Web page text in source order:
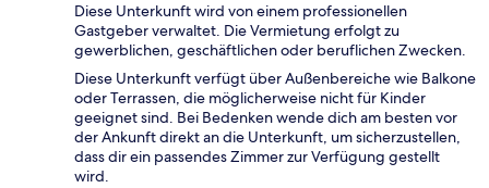
Diese Unterkunft wird von einem professionellen
Gastgeber verwaltet. Die Vermietung erfolgt zu
gewerblichen, geschäftlichen oder beruflichen Zwecken.
Diese Unterkunft verfügt über Außenbereiche wie Balkone
oder Terrassen, die möglicherweise nicht für Kinder
geeignet sind. Bei Bedenken wende dich am besten vor
der Ankunft direkt an die Unterkunft, um sicherzustellen,
dass dir ein passendes Zimmer zur Verfügung gestellt
wird.